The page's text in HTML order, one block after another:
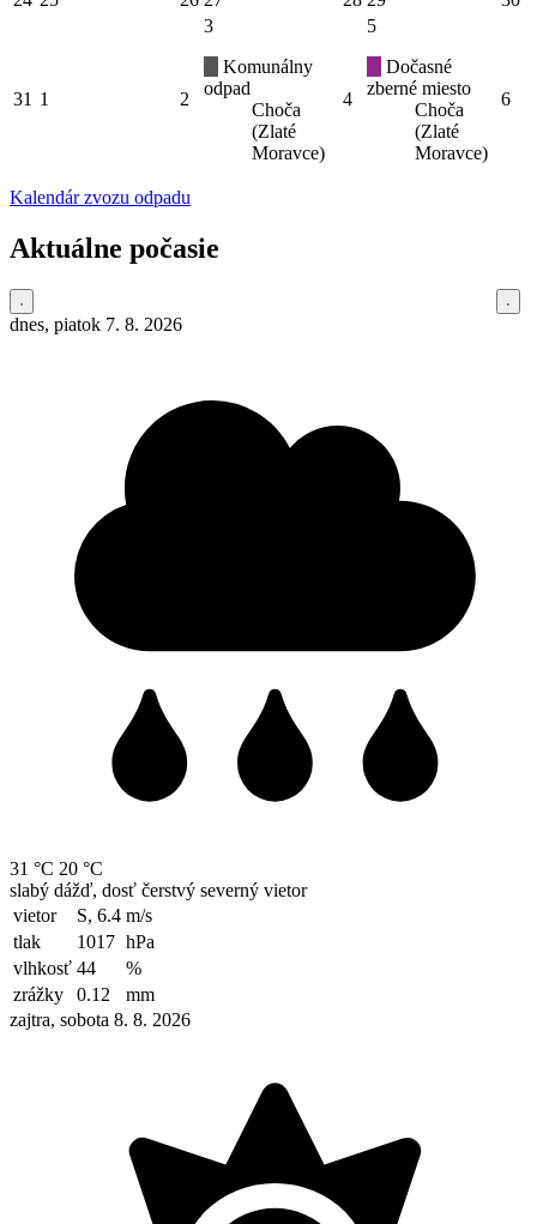
31 1 2
3
Komunálny
odpad
Choča
(Zlaté
Moravce)
4
5
Dočasné
zberné miesto
Choča
(Zlaté
Moravce)
6
Kalendár zvozu odpadu
Aktuálne počasie
dnes, piatok 7. 8. 2026
31 °C 20 °C
slabý dážď, dosť čerstvý severný vietor
vietor
S, 6.4 m/s
tlak
1017 hPa
vlhkosť 44
%
zrážky
0.12
mm
zajtra, sobota 8. 8. 2026